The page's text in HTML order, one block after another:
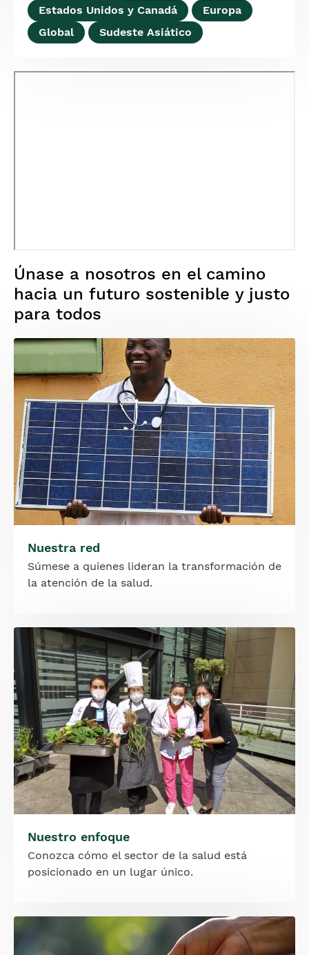
Estados Unidos y Canadá
Europa
Global
Sudeste Asiático
Únase a nosotros en el camino
hacia un futuro sostenible y justo
para todos
Nuestra red
Súmese a quienes lideran la transformación de
la atención de la salud.
Imagen
Nuestro enfoque
Conozca cómo el sector de la salud está
posicionado en un lugar único.
Imagen